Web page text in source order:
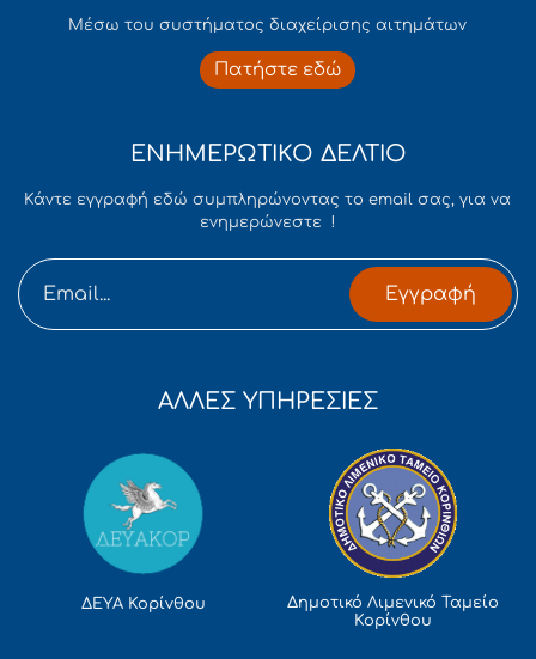
Mέσω του συστήματος διαχείρισης αιτημάτων
Πατήστε εδώ
ΕΝΗΜΕΡΩΤΙΚΟ ΔΕΛΤΙΟ
Κάντε εγγραφή εδώ συμπληρώνοντας το email σας, για να
ενημερώνεστε !
Εγγραφή
ΑΛΛΕΣ ΥΠΗΡΕΣΙΕΣ
ΔΕΥΑ Κορίνθου
Δημοτικό Λιμενικό Ταμείο
Κορίνθου